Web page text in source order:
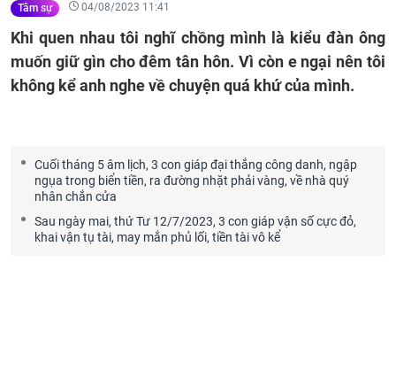
Tâm sự 04/08/2023 11:41
Khi quen nhau tôi nghĩ chồng mình là kiểu đàn ông
muốn giữ gìn cho đêm tân hôn. Vì còn e ngại nên tôi
không kể anh nghe về chuyện quá khứ của mình.
Cuối tháng 5 âm lịch, 3 con giáp đại thắng công danh, ngập
ngụa trong biển tiền, ra đường nhặt phải vàng, về nhà quý
nhân chắn cửa
Sau ngày mai, thứ Tư 12/7/2023, 3 con giáp vận số cực đỏ,
khai vận tụ tài, may mắn phủ lối, tiền tài vô kể